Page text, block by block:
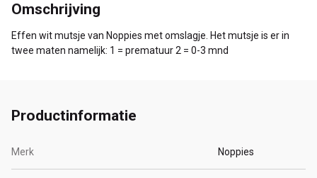
Omschrijving
Effen wit mutsje van Noppies met omslagje. Het mutsje is er in
twee maten namelijk: 1 = prematuur 2 = 0-3 mnd
Productinformatie
Merk Noppies